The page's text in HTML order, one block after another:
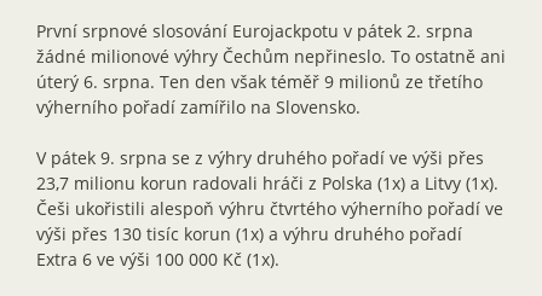
První srpnové slosování Eurojackpotu v pátek 2. srpna
žádné milionové výhry Čechům nepřineslo. To ostatně ani
úterý 6. srpna. Ten den však téměř 9 milionů ze třetího
výherního pořadí zamířilo na Slovensko.
V pátek 9. srpna se z výhry druhého pořadí ve výši přes
23,7 milionu korun radovali hráči z Polska (1x) a Litvy (1x).
Češi ukořistili alespoň výhru čtvrtého výherního pořadí ve
výši přes 130 tisíc korun (1x) a výhru druhého pořadí
Extra 6 ve výši 100 000 Kč (1x).